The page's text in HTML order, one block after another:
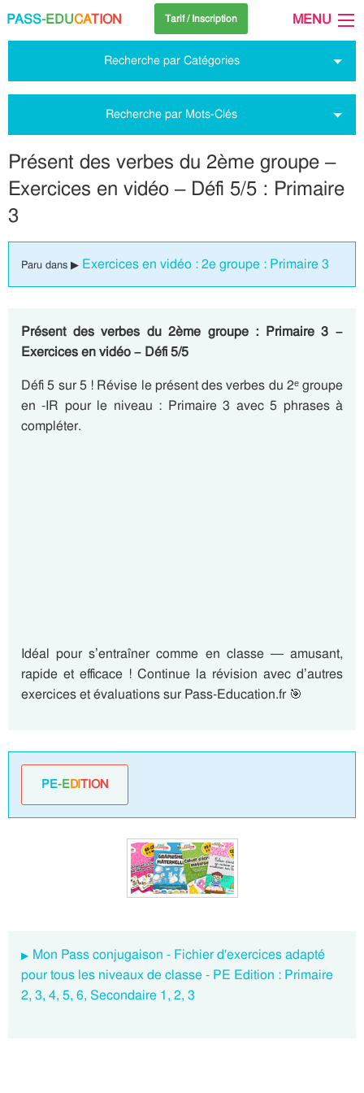
PASS-EDUCATION Tarif / Inscription MENU
Recherche par Catégories
Recherche par Mots-Clés
Présent des verbes du 2ème groupe –
Exercices en vidéo – Défi 5/5 : Primaire
3
Paru dans ▶ Exercices en vidéo : 2e groupe : Primaire 3
Présent des verbes du 2ème groupe : Primaire 3 –
Exercices en vidéo – Défi 5/5
Défi 5 sur 5 ! Révise le présent des verbes du 2ᵉ groupe
en -IR pour le niveau : Primaire 3 avec 5 phrases à
compléter.
Idéal pour s’entraîner comme en classe — amusant,
rapide et efficace ! Continue la révision avec d’autres
exercices et évaluations sur Pass-Education.fr 🎯
PE-EDITION
Mon Pass conjugaison - Fichier d'exercices adapté
pour tous les niveaux de classe - PE Edition : Primaire
2, 3, 4, 5, 6, Secondaire 1, 2, 3